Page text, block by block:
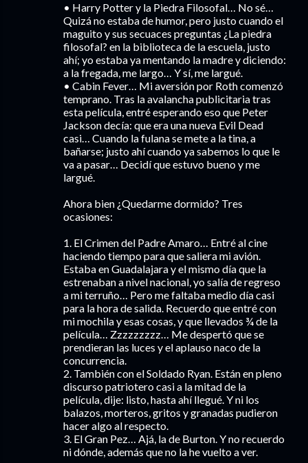
• Harry Potter y la Piedra Filosofal… No sé…
Quizá no estaba de humor, pero justo cuando el
maguito y sus secuaces preguntas ¿La piedra
filosofal? en la biblioteca de la escuela, justo
ahí; yo estaba ya mentando la madre y diciendo:
a la fregada, me largo… Y sí, me largué.
• Cabin Fever… Mi aversión por Roth comenzó
temprano. Tras la avalancha publicitaria tras
esta película, entré esperando eso que Peter
Jackson decía: que era una nueva Evil Dead
casi… Cuando la fulana se mete a la tina, a
bañarse; justo ahí cuando ya sabemos lo que le
va a pasar… Decidí que estuvo bueno y me
largué.
Ahora bien ¿Quedarme dormido? Tres
ocasiones:
1. El Crimen del Padre Amaro… Entré al cine
haciendo tiempo para que saliera mi avión.
Estaba en Guadalajara y el mismo día que la
estrenaban a nivel nacional, yo salía de regreso
a mi terruño… Pero me faltaba medio día casi
para la hora de salida. Recuerdo que entré con
mi mochila y esas cosas, y que llevados ¾ de la
película… Zzzzzzzzz… Me despertó que se
prendieran las luces y el aplauso naco de la
concurrencia.
2. También con el Soldado Ryan. Están en pleno
discurso patriotero casi a la mitad de la
película, dije: listo, hasta ahí llegué. Y ni los
balazos, morteros, gritos y granadas pudieron
hacer algo al respecto.
3. El Gran Pez… Ajá, la de Burton. Y no recuerdo
ni dónde, además que no la he vuelto a ver.